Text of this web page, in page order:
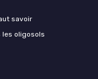
savoir
les oligosols